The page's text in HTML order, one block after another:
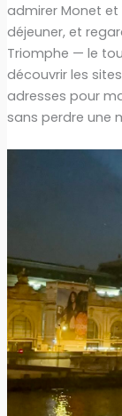
admirer Monet et
déjeuner, et
Triomphe — le
découvrir les
adresses pour
sans perdre une